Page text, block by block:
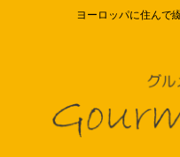
ヨーロッパに住んで